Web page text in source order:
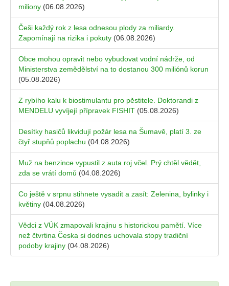
miliony (06.08.2026)
Češi každý rok z lesa odnesou plody za miliardy.
Zapomínají na rizika i pokuty (06.08.2026)
Obce mohou opravit nebo vybudovat vodní nádrže, od
Ministerstva zemědělství na to dostanou 300 miliónů korun
(05.08.2026)
Z rybího kalu k biostimulantu pro pěstitele. Doktorandi z
MENDELU vyvíjejí přípravek FISHIT (05.08.2026)
Desítky hasičů likvidují požár lesa na Šumavě, platí 3. ze
čtyř stupňů poplachu (04.08.2026)
Muž na benzince vypustil z auta roj včel. Prý chtěl vědět,
zda se vrátí domů (04.08.2026)
Co ještě v srpnu stihnete vysadit a zasít: Zelenina, bylinky i
květiny (04.08.2026)
Vědci z VÚK zmapovali krajinu s historickou pamětí. Více
než čtvrtina Česka si dodnes uchovala stopy tradiční
podoby krajiny (04.08.2026)